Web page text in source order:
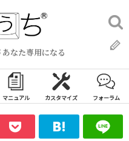
なた専用になる
検
索:
マニュアル カスタマイズ フォーラム